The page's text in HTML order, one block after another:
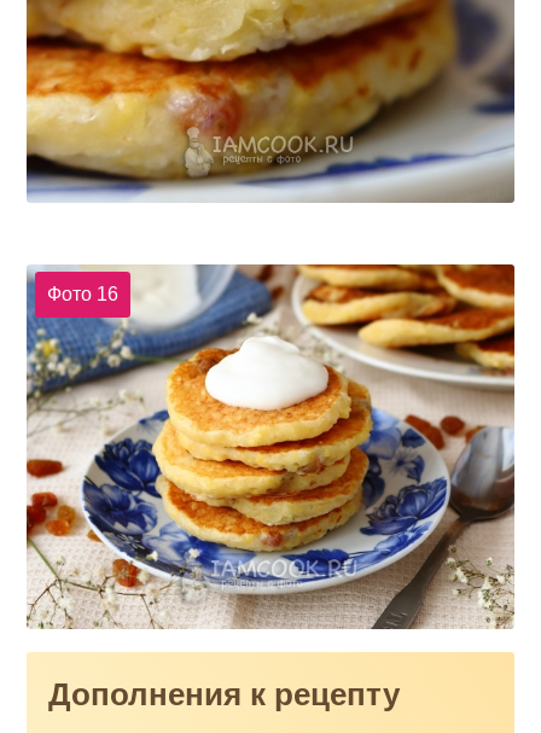
Фото 16
Дополнения к рецепту